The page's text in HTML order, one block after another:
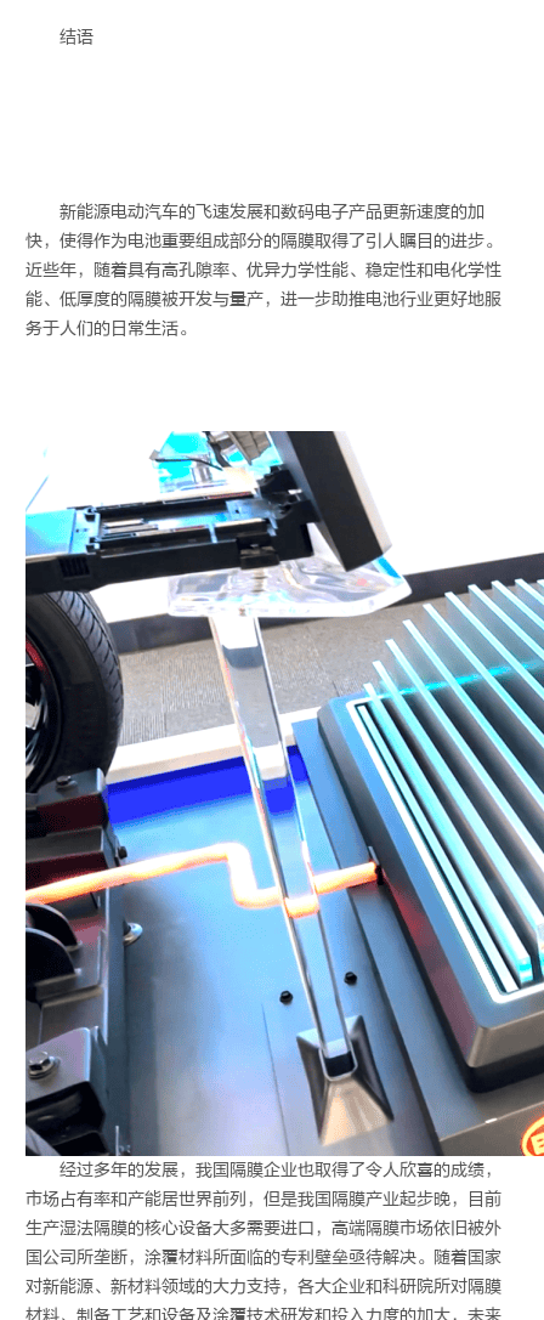
结语
新能源电动汽车的飞速发展和数码电子产品更新速度的加
快，使得作为电池重要组成部分的隔膜取得了引人瞩目的进步。
近些年，随着具有高孔隙率、优异力学性能、稳定性和电化学性
能、低厚度的隔膜被开发与量产，进一步助推电池行业更好地服
务于人们的日常生活。
经过多年的发展，我国隔膜企业也取得了令人欣喜的成绩，
市场占有率和产能居世界前列，但是我国隔膜产业起步晚，目前
生产湿法隔膜的核心设备大多需要进口，高端隔膜市场依旧被外
国公司所垄断，涂覆材料所面临的专利壁垒亟待解决。随着国家
对新能源、新材料领域的大力支持，各大企业和科研院所对隔膜
材料、制备工艺和设备及涂覆技术研发和投入力度的加大，未来